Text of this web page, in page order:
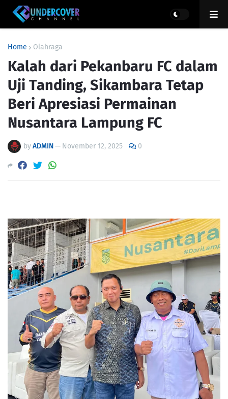
Home Olahraga
Kalah dari Pekanbaru FC dalam
Uji Tanding, Sikambara Tetap
Beri Apresiasi Permainan
Nusantara Lampung FC
byADMIN— November 12, 2025 0